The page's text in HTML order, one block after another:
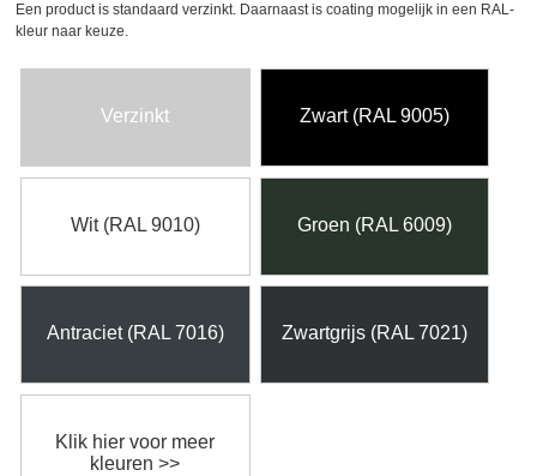
Een product is standaard verzinkt. Daarnaast is coating mogelijk in een RAL-
kleur naar keuze.
Verzinkt Zwart (RAL 9005)
Wit (RAL 9010) Groen (RAL 6009)
Antraciet (RAL 7016) Zwartgrijs (RAL 7021)
Klik hier voor meer
kleuren >>